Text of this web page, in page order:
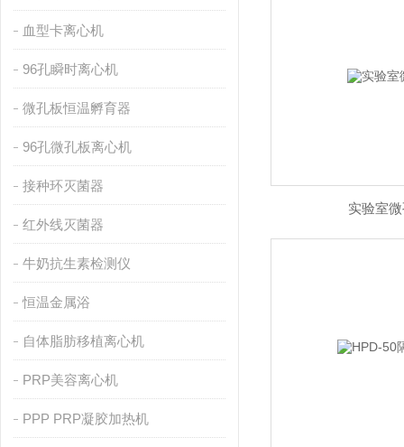
血型卡离心机
96孔瞬时离心机
微孔板恒温孵育器
96孔微孔板离心机
接种环灭菌器
红外线灭菌器
牛奶抗生素检测仪
恒温金属浴
自体脂肪移植离心机
PRP美容离心机
PPP PRP凝胶加热机
实验室